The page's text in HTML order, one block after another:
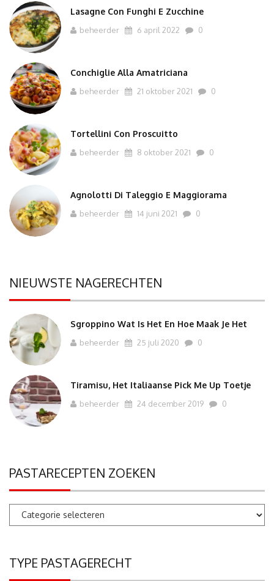
Lasagne Con Funghi E Zucchine
beheerder 6 april 2022 0
Conchiglie Alla Amatriciana
beheerder 21 oktober 2021 0
Tortellini Con Proscuitto
beheerder 8 oktober 2021 0
Agnolotti Di Taleggio E Maggiorama
beheerder 14 juni 2021 0
NIEUWSTE NAGERECHTEN
Sgroppino Wat Is Het En Hoe Maak Je Het
beheerder 25 juli 2020 0
Tiramisu, Het Italiaanse Pick Me Up Toetje
beheerder 24 december 2019 0
PASTARECEPTEN ZOEKEN
Pastarecepten
TYPE PASTAGERECHT